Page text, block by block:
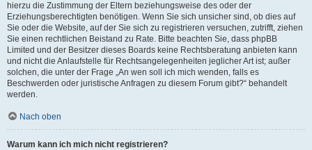
hierzu die Zustimmung der Eltern beziehungsweise des oder der
Erziehungsberechtigten benötigen. Wenn Sie sich unsicher sind, ob dies auf
Sie oder die Website, auf der Sie sich zu registrieren versuchen, zutrifft, ziehen
Sie einen rechtlichen Beistand zu Rate. Bitte beachten Sie, dass phpBB
Limited und der Besitzer dieses Boards keine Rechtsberatung anbieten kann
und nicht die Anlaufstelle für Rechtsangelegenheiten jeglicher Art ist; außer
solchen, die unter der Frage „An wen soll ich mich wenden, falls es
Beschwerden oder juristische Anfragen zu diesem Forum gibt?“ behandelt
werden.
Nach oben
Warum kann ich mich nicht registrieren?